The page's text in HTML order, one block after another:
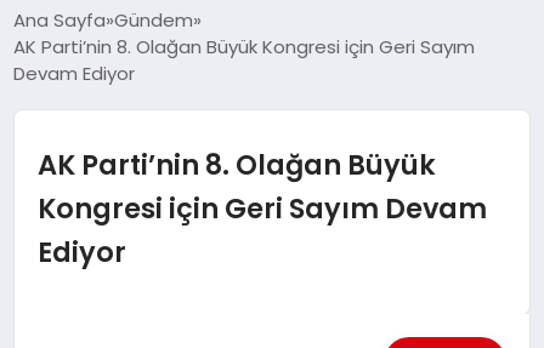
GÜNDEM
DÜNYA
EĞITIM
Ana Sayfa Gündem
AK Parti’nin 8. Olağan Büyük Kongresi için Geri Sayım
Devam Ediyor
AK Parti’nin 8. Olağan Büyük
Kongresi için Geri Sayım Devam
Ediyor